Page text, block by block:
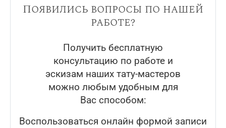
Появились вопросы по нашей
работе?
Получить бесплатную
консультацию по работе и
эскизам наших тату-мастеров
можно любым удобным для
Вас способом:
Воспользоваться онлайн формой записи